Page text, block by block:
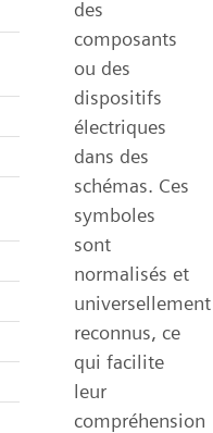
des
composants
ou des
dispositifs
électriques
dans des
schémas. Ces
symboles
sont
normalisés et
universellement
reconnus, ce
qui facilite
leur
compréhension